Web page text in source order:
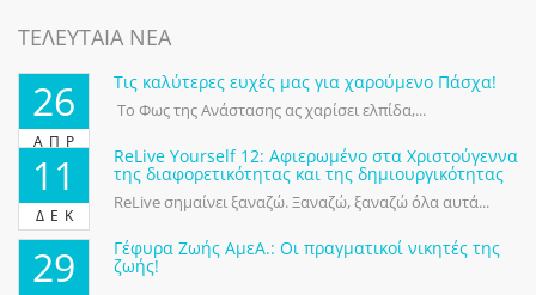
ΤΕΛΕΥΤΑΙΑ ΝΕΑ
26
ΑΠΡ
Τις καλύτερες ευχές μας για χαρούμενο Πάσχα!
Το Φως της Ανάστασης ας χαρίσει ελπίδα,...
11
ΔΕΚ
ReLive Yourself 12: Αφιερωμένο στα Χριστούγεννα
της διαφορετικότητας και της δημιουργικότητας
ReLive σημαίνει ξαναζώ. Ξαναζώ, ξαναζώ όλα αυτά...
29 Γέφυρα Ζωής ΑμεΑ.: Οι πραγματικοί νικητές της
ζωής!